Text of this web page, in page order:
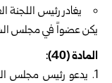
يغادر رئيس اللجنة
يكن عضواً في مجلس
المادة (40):
يدعو رئيس مجلس